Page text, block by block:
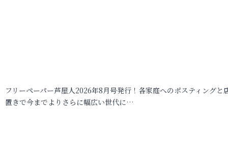
フリーペーパー芦屋人2026年8月号発行！各家庭へのポスティングと
置きで今までよりさらに幅広い世代に…